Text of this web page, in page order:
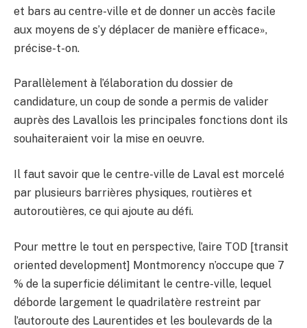
et bars au centre-ville et de donner un accès facile
aux moyens de s’y déplacer de manière efficace»,
précise-t-on.
Parallèlement à l’élaboration du dossier de
candidature, un coup de sonde a permis de valider
auprès des Lavallois les principales fonctions dont ils
souhaiteraient voir la mise en oeuvre.
Il faut savoir que le centre-ville de Laval est morcelé
par plusieurs barrières physiques, routières et
autoroutières, ce qui ajoute au défi.
Pour mettre le tout en perspective, l’aire TOD [transit
oriented development] Montmorency n’occupe que 7
% de la superficie délimitant le centre-ville, lequel
déborde largement le quadrilatère restreint par
l’autoroute des Laurentides et les boulevards de la